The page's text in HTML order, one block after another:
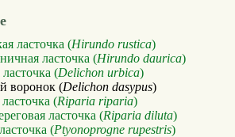
ласточка (Hirundo rustica)
ласточка (Hirundo daurica)
(Delichon urbica)
воронок (Delichon dasypus)
(Riparia riparia)
ласточка (Riparia diluta)
(Ptyonoprogne rupestris)